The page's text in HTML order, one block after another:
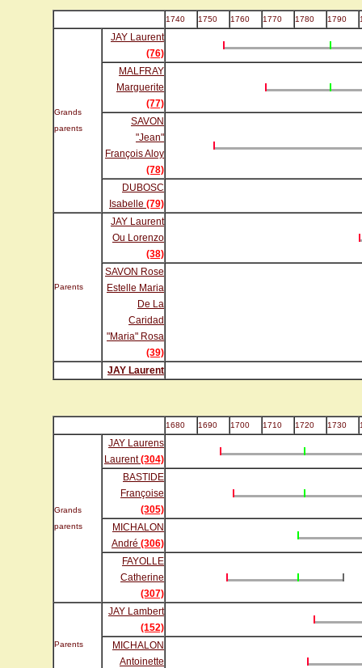
1740 1750 1760 1770 1780 1790
Grands
parents
JAY Laurent
(76)
MALFRAY
Marguerite
(77)
SAVON
"Jean"
François Aloy
(78)
DUBOSC
Isabelle (79)
Parents
JAY Laurent
Ou Lorenzo
(38)
SAVON Rose
Estelle Maria
De La
Caridad
"Maria" Rosa
(39)
JAY Laurent
1680 1690 1700 1710 1720 1730
Grands
parents
JAY Laurens
Laurent(304)
BASTIDE
Françoise
(305)
MICHALON
André (306)
FAYOLLE
Catherine
(307)
Parents
JAY Lambert
(152)
MICHALON
Antoinette